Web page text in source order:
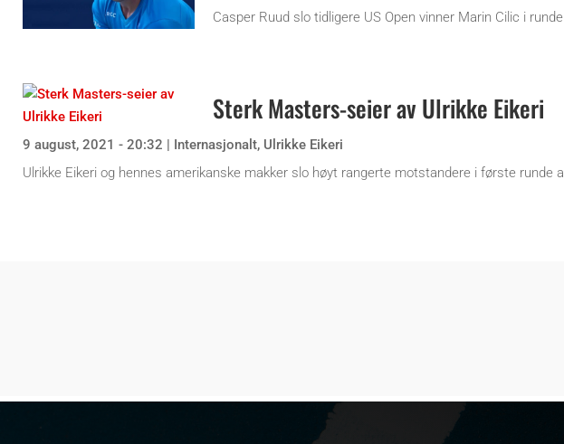
Casper Ruud slo tidligere US Open vinner Marin Cilic i
Sterk Masters-seier av Ulrikke Eikeri
9 august, 2021 - 20:32 | Internasjonalt, Ulrikke Eikeri
Ulrikke Eikeri og hennes amerikanske makker slo høyt rangerte motstandere i første runde